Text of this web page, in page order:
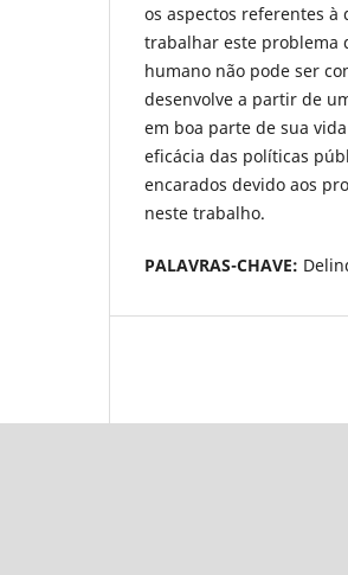
os aspectos referentes
trabalhar este problema
humano não pode ser
desenvolve a partir de
em boa parte de sua
eficácia das políticas
encarados devido aos
neste trabalho.
PALAVRAS-CHAVE: